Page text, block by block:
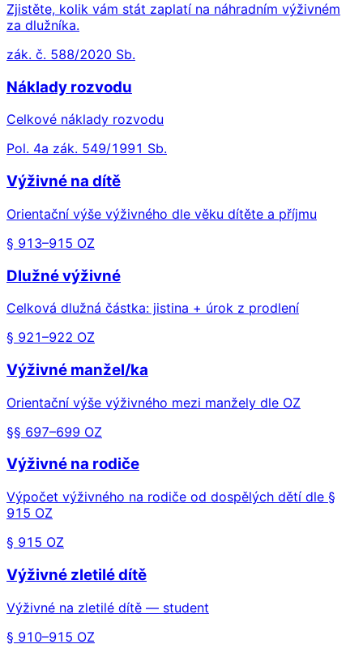
Zjistěte, kolik vám stát zaplatí na náhradním výživném
za dlužníka.
zák. č. 588/2020 Sb.
Náklady rozvodu
Celkové náklady rozvodu
Pol. 4a zák. 549/1991 Sb.
Výživné na dítě
Orientační výše výživného dle věku dítěte a příjmu
§ 913–915 OZ
Dlužné výživné
Celková dlužná částka: jistina + úrok z prodlení
§ 921–922 OZ
Výživné manžel/ka
Orientační výše výživného mezi manžely dle OZ
§§ 697–699 OZ
Výživné na rodiče
Výpočet výživného na rodiče od dospělých dětí dle §
915 OZ
§ 915 OZ
Výživné zletilé dítě
Výživné na zletilé dítě — student
§ 910–915 OZ